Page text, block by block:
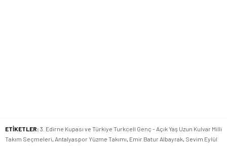
ETİKETLER: 3. Edirne Kupası ve Türkiye Turkcell Genç - Açık Yaş Uzun Kulvar Milli
Takım Seçmeleri Antalyaspor Yüzme Takımı Emir Batur Albayrak Sevim Eylül